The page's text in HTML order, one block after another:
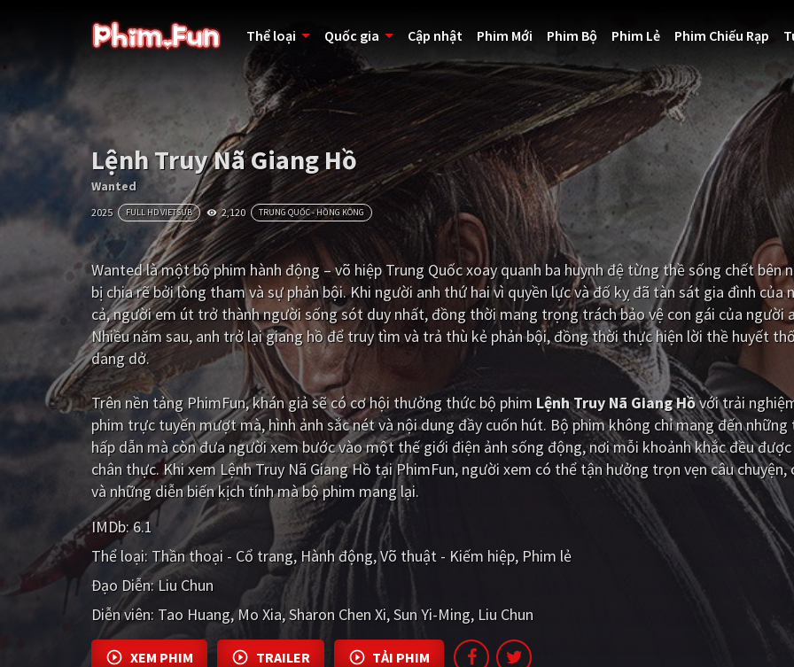
Thể loại Quốc gia Cập nhật Phim Mới Phim Bộ Phim Lẻ Phim Chiếu Rạp
Lệnh Truy Nã Giang Hồ
Wanted
2025 FULL HD VIETSUB 2,120 TRUNG QUỐC - HỒNG KÔNG
Wanted là một bộ phim hành động – võ hiệp Trung Quốc xoay quanh ba huynh đệ từng thề sống chết bên
bị chia rẽ bởi lòng tham và sự phản bội. Khi người anh thứ hai vì quyền lực và đố kỵ đã tàn sát gia đình của
cả, người em út trở thành người sống sót duy nhất, đồng thời mang trọng trách bảo vệ con gái của người
Nhiều năm sau, anh trở lại giang hồ để truy tìm và trả thù kẻ phản bội, đồng thời thực hiện lời thề huyết
dang dở.
Trên nền tảng PhimFun, khán giả sẽ có cơ hội thưởng thức bộ phim Lệnh Truy Nã Giang Hồvới trải
phim trực tuyến mượt mà, hình ảnh sắc nét và nội dung đầy cuốn hút. Bộ phim không chỉ mang đến
hấp dẫn mà còn đưa người xem bước vào một thế giới điện ảnh sống động, nơi mỗi khoảnh khắc đều
chân thực. Khi xem Lệnh Truy Nã Giang Hồ tại PhimFun, người xem có thể tận hưởng trọn vẹn câu chuyện,
và những diễn biến kịch tính mà bộ phim mang lại.
IMDb:6.1
Thể loại: Thần thoại - Cổ trang Hành động Võ thuật - Kiếm hiệp Phim lẻ
Đạo Diễn:Liu Chun
Diễn viên: Tao Huang Mo Xia Sharon Chen Xi Sun Yi-Ming Liu Chun
XEM PHIM TRAILER TẢI PHIM